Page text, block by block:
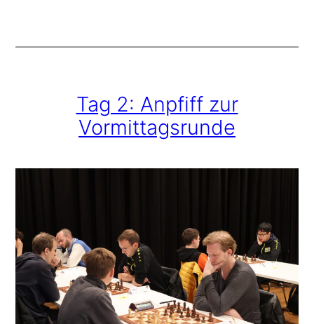
Tag 2: Anpfiff zur
Vormittagsrunde